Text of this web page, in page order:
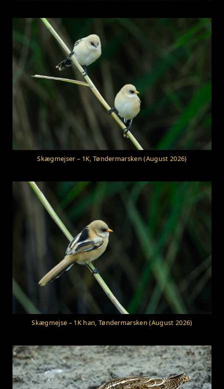
Skægmejser – 1K, Tøndermarsken (August 2026)
Skægmejse – 1K han, Tøndermarsken (August 2026)